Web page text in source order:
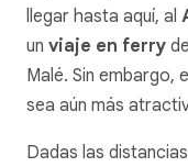
llegar hasta aquí, al
un viaje en ferry
Malé. Sin embargo,
sea aún más
Dadas las